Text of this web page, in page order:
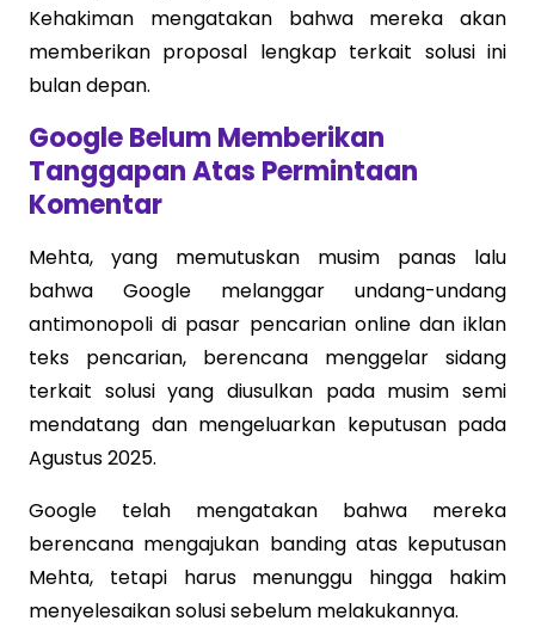
Kehakiman mengatakan bahwa mereka akan
memberikan proposal lengkap terkait solusi ini
bulan depan.
Google Belum Memberikan
Tanggapan Atas Permintaan
Komentar
Mehta, yang memutuskan musim panas lalu
bahwa Google melanggar undang-undang
antimonopoli di pasar pencarian online dan iklan
teks pencarian, berencana menggelar sidang
terkait solusi yang diusulkan pada musim semi
mendatang dan mengeluarkan keputusan pada
Agustus 2025.
Google telah mengatakan bahwa mereka
berencana mengajukan banding atas keputusan
Mehta, tetapi harus menunggu hingga hakim
menyelesaikan solusi sebelum melakukannya.